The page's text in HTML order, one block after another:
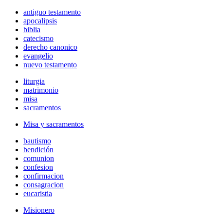
antiguo testamento
apocalipsis
biblia
catecismo
derecho canonico
evangelio
nuevo testamento
liturgia
matrimonio
misa
sacramentos
Misa y sacramentos
bautismo
bendición
comunion
confesion
confirmacion
consagracion
eucaristia
Misionero